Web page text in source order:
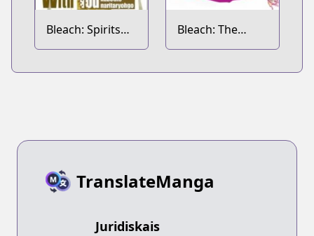
Bleach: Spirits
Are Forever with
Bleach: The
Death Save the
TranslateManga
Juridiskais